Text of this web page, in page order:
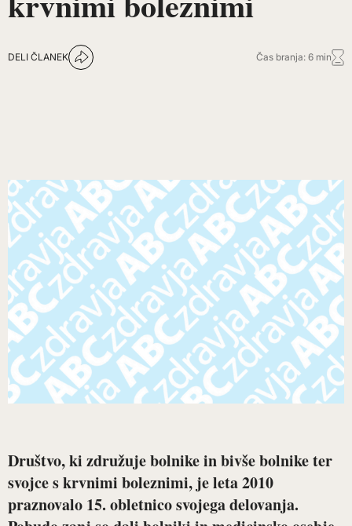
DELI ČLANEK Čas branja: 6 min
Društvo, ki združuje bolnike in bivše bolnike ter
svojce s krvnimi boleznimi, je leta 2010
praznovalo 15. obletnico svojega delovanja.